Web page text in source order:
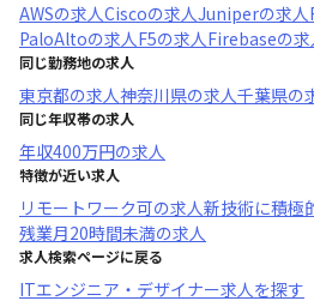
AWSの求人Ciscoの求人Juniperの求人
PaloAltoの求人F5の求人Firebaseの求
同じ勤務地の求人
東京都の求人神奈川県の求人千葉県の
同じ年収帯の求人
年収400万円の求人
特徴が近い求人
リモートワーク可の求人新技術に積極
残業月20時間未満の求人
求人検索ページに戻る
ITエンジニア・デザイナー求人を探す